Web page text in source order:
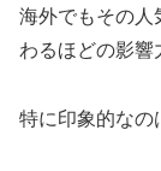
海外でもその人
わるほどの影響
特に印象的なの